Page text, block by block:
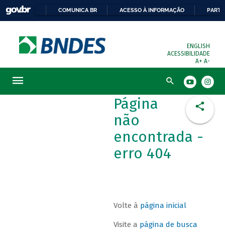
COMUNICA BR ACESSO À INFORMAÇÃO
ENGLISH
ACESSIBILIDADE
A+ A-
Busca
Página
não
encontrada -
erro 404
Volte à página inicial
Visite a página de busca